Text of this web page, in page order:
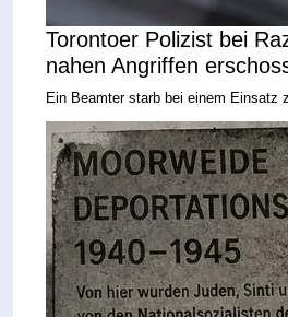
Torontoer Polizist bei
nahen Angriffen
Ein Beamter starb bei einem Einsatz